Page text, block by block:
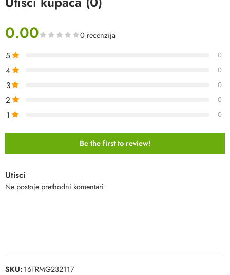
0.00 0 recenzija
5 0
4 0
3 0
2 0
1 0
Be the first to review!
Utisci
Ne postoje prethodni komentari
SKU:16TRMG232117